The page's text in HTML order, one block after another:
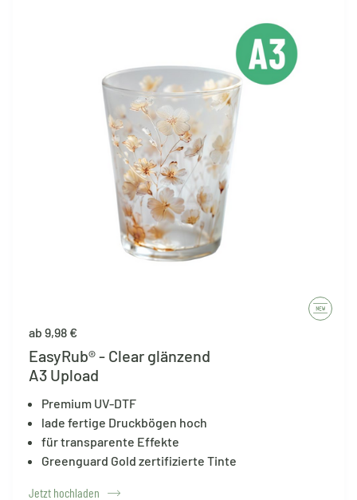
ab 9,98 €
EasyRub® - Clear glänzend
A3 Upload
Premium UV-DTF
lade fertige Druckbögen hoch
für transparente Effekte
Greenguard Gold zertifizierte Tinte
Jetzt hochladen